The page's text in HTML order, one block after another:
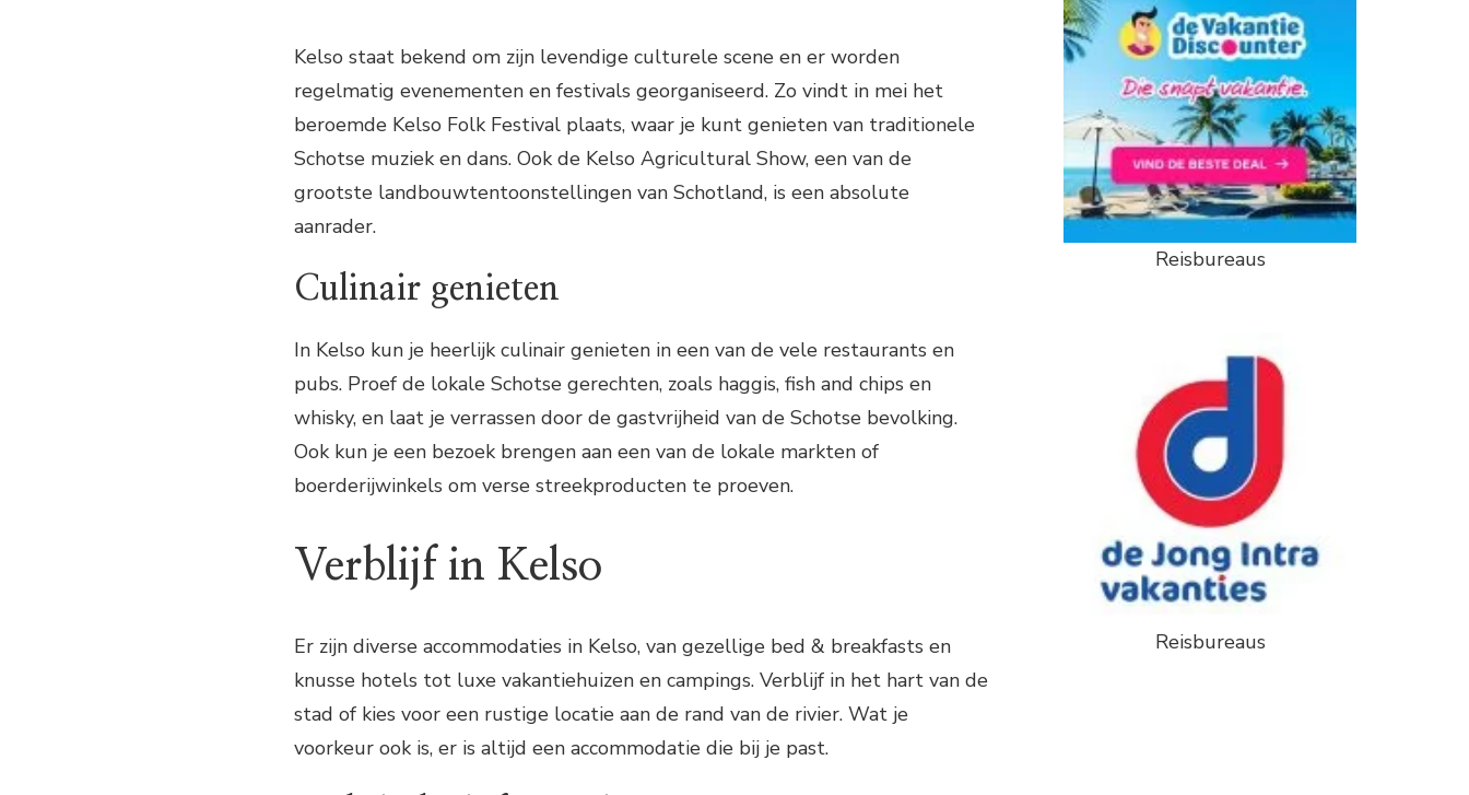
Kelso staat bekend om zijn levendige culturele scene en er worden
regelmatig evenementen en festivals georganiseerd. Zo vindt in mei het
beroemde Kelso Folk Festival plaats, waar je kunt genieten van traditionele
Schotse muziek en dans. Ook de Kelso Agricultural Show, een van de
grootste landbouwtentoonstellingen van Schotland, is een absolute
aanrader.
Culinair genieten
In Kelso kun je heerlijk culinair genieten in een van de vele restaurants en
pubs. Proef de lokale Schotse gerechten, zoals haggis, fish and chips en
whisky, en laat je verrassen door de gastvrijheid van de Schotse bevolking.
Ook kun je een bezoek brengen aan een van de lokale markten of
boerderijwinkels om verse streekproducten te proeven.
Verblijf in Kelso
Er zijn diverse accommodaties in Kelso, van gezellige bed & breakfasts en
knusse hotels tot luxe vakantiehuizen en campings. Verblijf in het hart van de
stad of kies voor een rustige locatie aan de rand van de rivier. Wat je
voorkeur ook is, er is altijd een accommodatie die bij je past.
Reisbureaus
Reisbureaus